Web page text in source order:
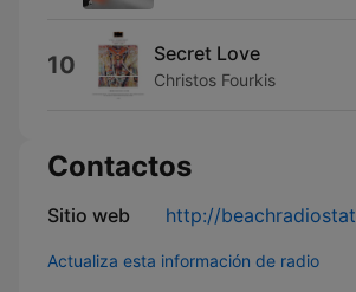
10 Secret Love
Christos Fourkis
Contactos
Sitio web http://
Actualiza esta información de radio